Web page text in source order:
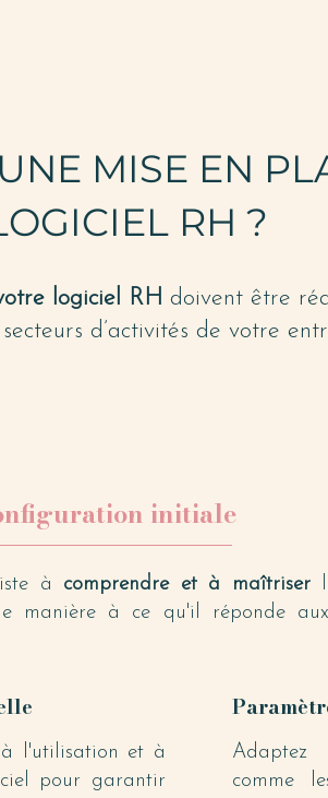
MISE EN
RH ?
logiciel RH doivent être
d’activités de votre
initiale
à comprendre et à maîtriser
manière à ce qu'il réponde aux
à l'utilisation et à
pour garantir
Adaptez
comme